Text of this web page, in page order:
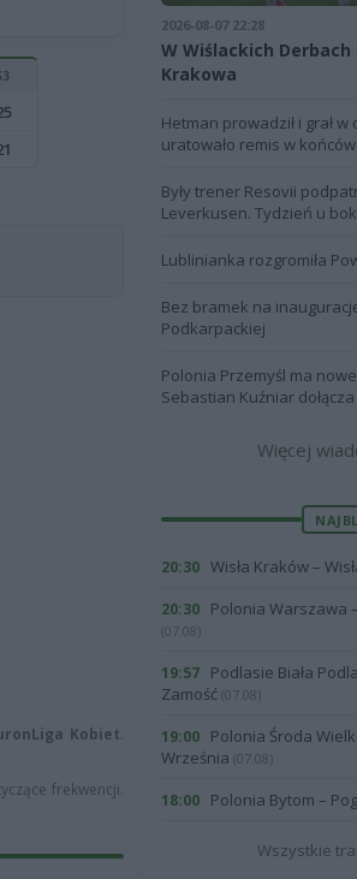
Kobiet.
frekwencji.
2026-08-07 22:28
W Wiślackich
Krakowa
Hetman prowadził i grał
uratowało remis w
Były trener Resovii
Leverkusen. Tydzień u
Lublinianka rozgromiła
Bez bramek na
Podkarpackiej
Polonia Przemyśl ma
Sebastian Kuźniar
Więcej
20:30 Wisła Kraków –
20:30 Polonia Warszawa
(07.08)
19:57
Podlasie Biała
Zamość (07.08)
19:00
Polonia Środa
Września (07.08)
18:00 Polonia Bytom –
Wszystkie